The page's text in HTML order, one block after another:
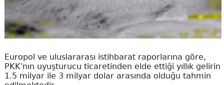
Europol ve uluslararası istihbarat raporlarına göre,
PKK'nın uyuşturucu ticaretinden elde ettiği yıllık gelirin
1.5 milyar ile 3 milyar dolar arasında olduğu tahmin